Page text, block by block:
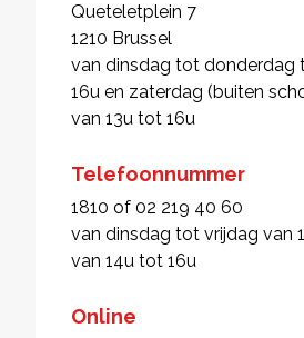
Queteletplein 7
1210 Brussel
van dinsdag tot donderdag
16u en zaterdag (buiten
van 13u tot 16u
Telefoonnummer
1810 of 02 219 40 60
van dinsdag tot vrijdag van
van 14u tot 16u
Online